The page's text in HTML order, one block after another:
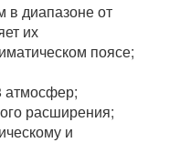
в диапазоне от
их
поясе;
атмосфер;
расширения;
и